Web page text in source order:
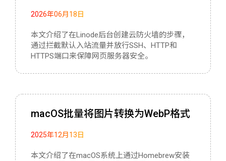
2026年06月18日
本文介绍了在Linode后台创建云防火墙的步骤，
通过拦截默认入站流量并放行SSH、HTTP和
HTTPS端口来保障网页服务器安全。
macOS批量将图片转换为WebP格式
2025年12月13日
本文介绍了在macOS系统上通过Homebrew安装